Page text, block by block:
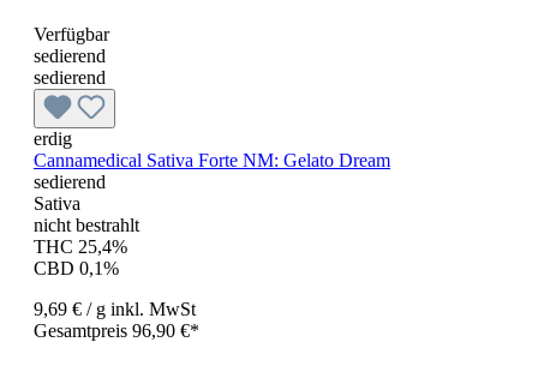
Verfügbar
sedierend
sedierend
erdig
Cannamedical Sativa Forte NM: Gelato Dream
sedierend
Sativa
nicht bestrahlt
THC 25,4%
CBD 0,1%
9,69 € / g inkl. MwSt
Gesamtpreis 96,90 €*